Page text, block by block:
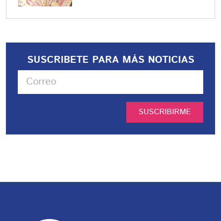
SUSCRIBETE PARA MÁS NOTICIAS
SUSCRIBIRME